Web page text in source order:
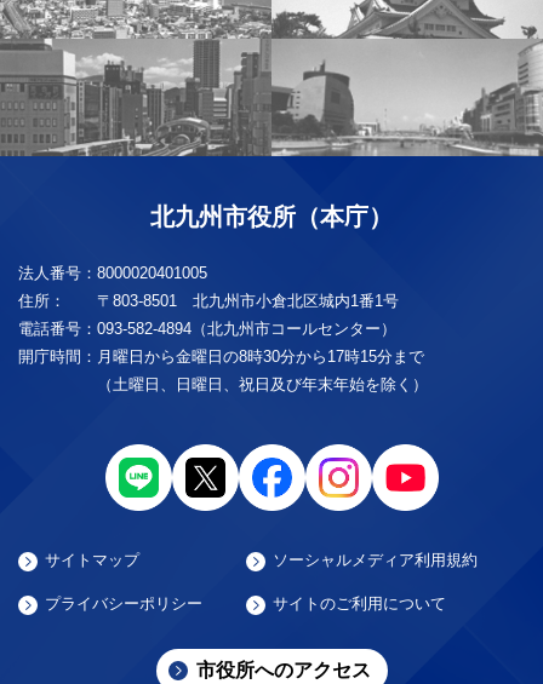
北九州市役所（本庁）
法人番号： 8000020401005
住所：
〒803-8501 北九州市小倉北区城内1番1号
電話番号： 093-582-4894（北九州市コールセンター）
開庁時間： 月曜日から金曜日の8時30分から17時15分まで
（土曜日、日曜日、祝日及び年末年始を除く）
サイトマップ ソーシャルメディア利用規約
プライバシーポリシー サイトのご利用について
市役所へのアクセス